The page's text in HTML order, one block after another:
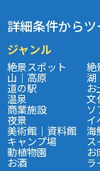
詳細条件から
ジャンル
絶景スポット 絶
山｜高原 湖
道の駅 お
温泉 文
商業施設 ソ
夜景 イ
美術館｜資料館 海
キャンプ場 ス
動植物園 お
お酒 ラ